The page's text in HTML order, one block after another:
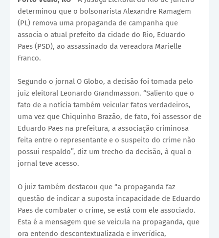
determinou que o bolsonarista Alexandre Ramagem
(PL) remova uma propaganda de campanha que
associa o atual prefeito da cidade do Rio, Eduardo
Paes (PSD), ao assassinado da vereadora Marielle
Franco.
Segundo o jornal O Globo, a decisão foi tomada pelo
juiz eleitoral Leonardo Grandmasson. “Saliento que o
fato de a notícia também veicular fatos verdadeiros,
uma vez que Chiquinho Brazão, de fato, foi assessor de
Eduardo Paes na prefeitura, a associação criminosa
feita entre o representante e o suspeito do crime não
possui respaldo”, diz um trecho da decisão, à qual o
jornal teve acesso.
O juiz também destacou que “a propaganda faz
questão de indicar a suposta incapacidade de Eduardo
Paes de combater o crime, se está com ele associado.
Esta é a mensagem que se veicula na propaganda, que
ora entendo descontextualizada e inverídica,